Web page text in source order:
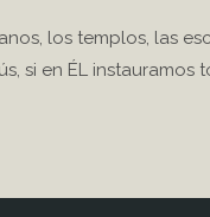
los templos, las
si en ÉL instauramos